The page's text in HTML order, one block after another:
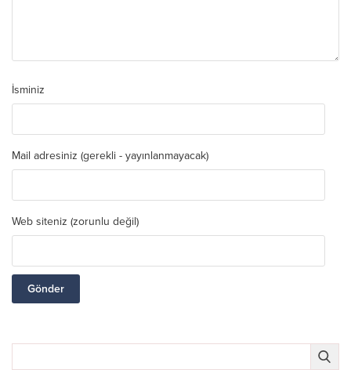
İsminiz
Mail adresiniz (gerekli - yayınlanmayacak)
Web siteniz (zorunlu değil)